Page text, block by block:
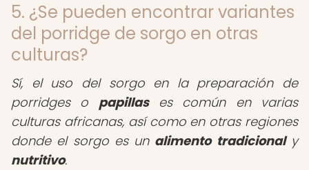
5. ¿Se pueden encontrar variantes
del porridge de sorgo en otras
culturas?
Sí, el uso del sorgo en la preparación de
porridges o papillases común en varias
culturas africanas, así como en otras regiones
donde el sorgo es un alimento tradicionaly
nutritivo.